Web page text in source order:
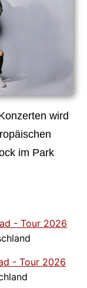
wird
im Park
- Tour 2026
- Tour 2026